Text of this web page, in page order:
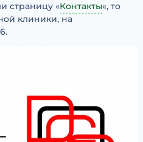
страницу «Контакты«, то
клиники, на